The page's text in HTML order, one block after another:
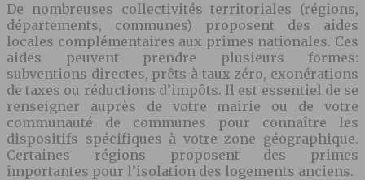
De nombreuses collectivités territoriales (régions,
départements, communes) proposent des aides
locales complémentaires aux primes nationales. Ces
aides peuvent prendre plusieurs formes:
subventions directes, prêts à taux zéro, exonérations
de taxes ou réductions d’impôts. Il est essentiel de se
renseigner auprès de votre mairie ou de votre
communauté de communes pour connaître les
dispositifs spécifiques à votre zone géographique.
Certaines régions proposent des primes
importantes pour l’isolation des logements anciens.